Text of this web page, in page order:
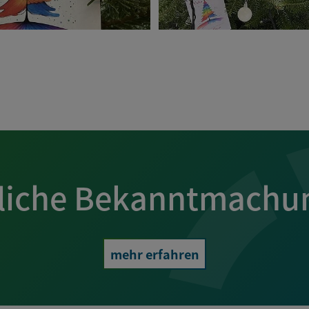
mehr erfahren